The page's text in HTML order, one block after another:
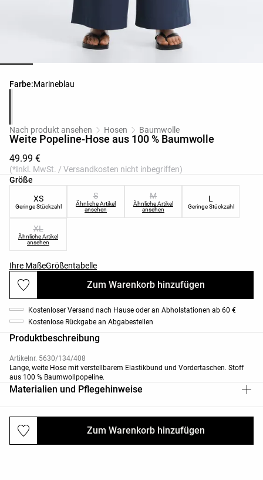
Farbe:Marineblau
Produktfarbliste
Nach produkt ansehen Hosen Baumwolle
Weite Popeline-Hose aus 100 % Baumwolle
49.99 €
(*Inkl. MwSt. / Versandkosten nicht inbegriffen)
Größe
Produktgrößenliste
XS
Geringe Stückzahl
S
Ähnliche Artikel
ansehen
M
Ähnliche Artikel
ansehen
L
Geringe Stückzahl
XL
Ähnliche Artikel
ansehen
Ihre MaßeGrößentabelle
Zum Warenkorb hinzufügen
Zum Warenkorb hinzufügen
Kostenloser Versand nach Hause oder an Abholstationen ab 60 €
Kostenlose Rückgabe an Abgabestellen
Produktbeschreibung
Artikelnr. 5630/134/408
Lange, weite Hose mit verstellbarem Elastikbund und Vordertaschen. Stoff
aus 100 % Baumwollpopeline.
Materialien und Pflegehinweise
Versand und Rücksendungen